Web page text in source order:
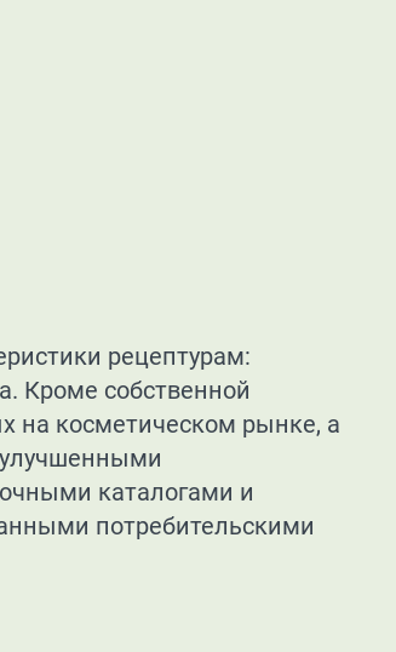
рецептурам:
Кроме собственной
на косметическом рынке, а
каталогами и
потребительскими